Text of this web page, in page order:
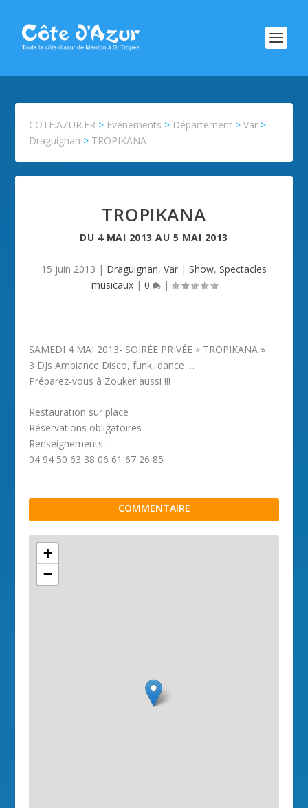
COTE.AZUR.FR > Evénements > Département >Var >
Draguignan > TROPIKANA
TROPIKANA
DU 4 MAI 2013 AU 5 MAI 2013
15 juin 2013 | Draguignan, Var | Show, Spectacles
musicaux| 0 |
SAMEDI 4 MAI 2013- SOIRÉE PRIVÉE « TROPIKANA »
3 DJs Ambiance Disco, funk, dance …
Préparez-vous à Zouker aussi !!!
Restauration sur place
Réservations obligatoires
Renseignements :
04 94 50 63 38 06 61 67 26 85
COMMENTAIRE
+
−